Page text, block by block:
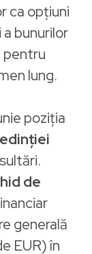
ca opțiuni
bunurilor
pentru
lung.
poziția
de
generală
EUR) în